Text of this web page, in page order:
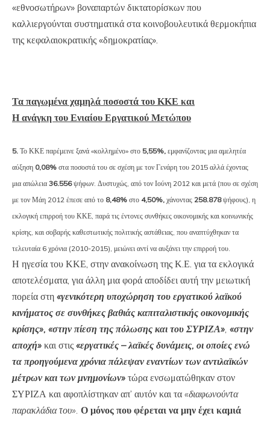
«εθνοσωτήρων» βοναπαρτών δικτατορίσκων που
καλλιεργούνται συστηματικά στα κοινοβουλευτικά θερμοκήπια
της κεφαλαιοκρατικής «δημοκρατίας».
Τα παγωμένα χαμηλά ποσοστά του ΚΚΕ και
Η ανάγκη του Ενιαίου Εργατικού Μετώπου
5. Το ΚΚΕ παρέμεινε ξανά «κολλημένο» στο 5,55%, εμφανίζοντας μια αμελητέα
αύξηση 0,08% στα ποσοστά του σε σχέση με τον Γενάρη του 2015 αλλά έχοντας
μια απώλεια 36.556ψήφων. Δυστυχώς, από τον Ιούνη 2012 και μετά (που σε σχέση
με τον Μάη 2012 έπεσε από το 8,48% στο 4,50%, χάνοντας 258.878ψήφους), η
εκλογική επιρροή του ΚΚΕ, παρά τις έντονες συνθήκες οικονομικής και κοινωνικής
κρίσης, και σοβαρής καθεστωτικής πολιτικής αστάθειας, που αναπτύχθηκαν τα
τελευταία 6 χρόνια (2010-2015), μειώνει αντί να αυξάνει την επιρροή του.
Η ηγεσία του ΚΚΕ, στην ανακοίνωση της Κ.Ε. για τα εκλογικά
αποτελέσματα, για άλλη μια φορά αποδίδει αυτή την μειωτική
πορεία στη «γενικότερη υποχώρηση του εργατικού λαϊκού
κινήματος σε συνθήκες βαθιάς καπιταλιστικής οικονομικής
κρίσης», «στην πίεση της πόλωσης και του ΣΥΡΙΖΑ» «στην
αποχή» και στις «εργατικές – λαϊκές δυνάμεις, οι οποίες ενώ
τα προηγούμενα χρόνια πάλεψαν εναντίων των αντιλαϊκών
μέτρων και των μνημονίων» τώρα ενσωματώθηκαν στον
ΣΥΡΙΖΑ και αφοπλίστηκαν απ’ αυτόν και τα «διαφωνούντα
παρακλάδια του». Ο μόνος που φέρεται να μην έχει καμιά